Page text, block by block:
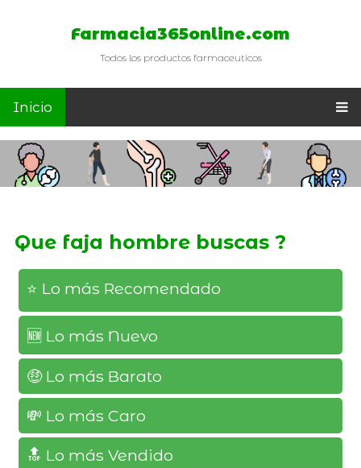
Farmacia365online.com
Todos los productos farmaceuticos
Inicio
Que faja hombre buscas ?
⭐️ Lo más Recomendado
🆕️ Lo más Nuevo
🤑 Lo más Barato
💸 Lo más Caro
🔝 Lo más Vendido